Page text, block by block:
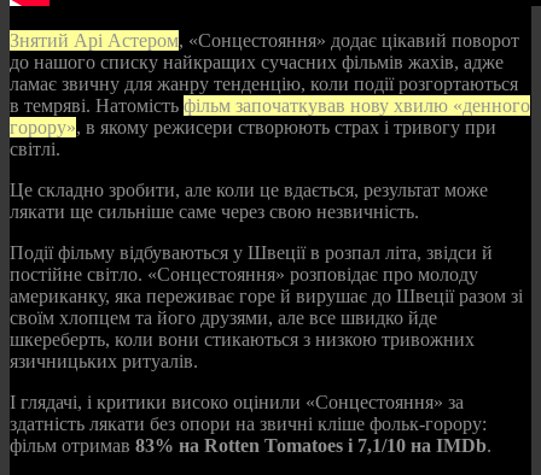
Знятий Арі Астером, «Сонцестояння» додає цікавий поворот
до нашого списку найкращих сучасних фільмів жахів, адже
ламає звичну для жанру тенденцію, коли події розгортаються
в темряві. Натомість фільм започаткував нову хвилю «денного
горору», в якому режисери створюють страх і тривогу при
світлі.
Це складно зробити, але коли це вдається, результат може
лякати ще сильніше саме через свою незвичність.
Події фільму відбуваються у Швеції в розпал літа, звідси й
постійне світло. «Сонцестояння» розповідає про молоду
американку, яка переживає горе й вирушає до Швеції разом зі
своїм хлопцем та його друзями, але все швидко йде
шкереберть, коли вони стикаються з низкою тривожних
язичницьких ритуалів.
І глядачі, і критики високо оцінили «Сонцестояння» за
здатність лякати без опори на звичні кліше фольк-горору:
фільм отримав 83% на Rotten Tomatoes і 7,1/10 на IMDb.